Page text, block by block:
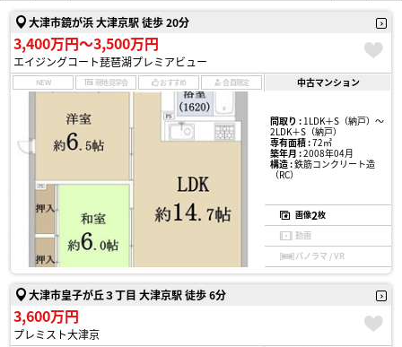
大津市鏡が浜 大津京駅 徒歩 20分
3,400万円〜3,500万円
エイジングコート琵琶湖プレミアビュー
NEW 現地見学会 おすすめ 会員限定 中古マンション
間取り :1LDK＋S（納戸）〜
2LDK＋S（納戸）
専有面積 :72㎡
築年月 :2008年04月
構造 :鉄筋コンクリート造
（RC）
画像2枚
動画
パノラマ / VR
大津市皇子が丘３丁目 大津京駅 徒歩 6分
3,600万円
プレミスト大津京